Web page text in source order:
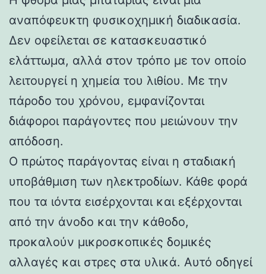
αναπόφευκτη φυσικοχημική διαδικασία.
Δεν οφείλεται σε κατασκευαστικό
ελάττωμα, αλλά στον τρόπο με τον οποίο
λειτουργεί η χημεία του λιθίου. Με την
πάροδο του χρόνου, εμφανίζονται
διάφοροι παράγοντες που μειώνουν την
απόδοση.
Ο πρώτος παράγοντας είναι η σταδιακή
υποβάθμιση των ηλεκτροδίων. Κάθε φορά
που τα ιόντα εισέρχονται και εξέρχονται
από την άνοδο και την κάθοδο,
προκαλούν μικροσκοπικές δομικές
αλλαγές και στρες στα υλικά. Αυτό οδηγεί